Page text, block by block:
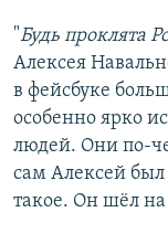
"Будь проклята
Алексея
в фейсбуке
особенно ярко
людей. Они по-
сам Алексей
такое. Он шёл